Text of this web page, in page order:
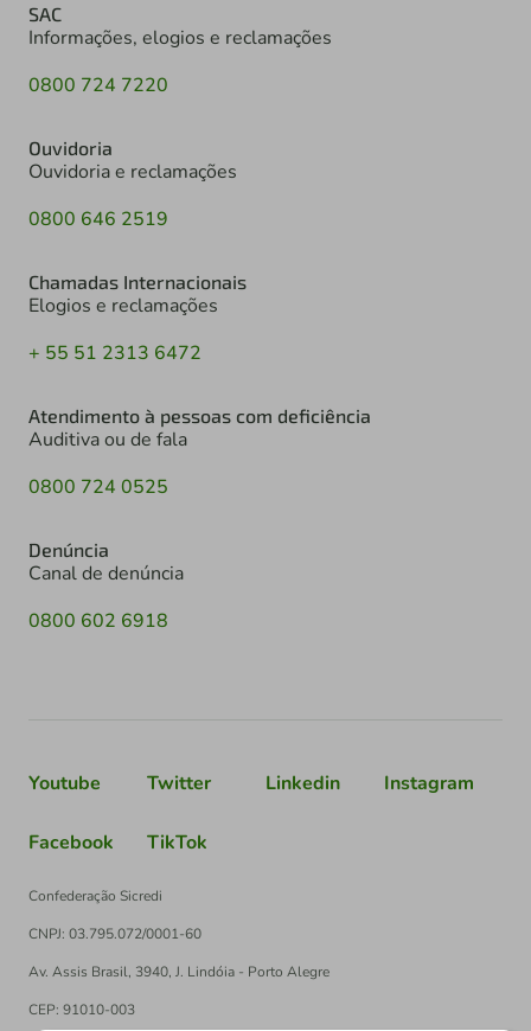
SAC
Informações, elogios e reclamações
0800 724 7220
Ouvidoria
Ouvidoria e reclamações
0800 646 2519
Chamadas Internacionais
Elogios e reclamações
+ 55 51 2313 6472
Atendimento à pessoas com deficiência
Auditiva ou de fala
0800 724 0525
Denúncia
Canal de denúncia
0800 602 6918
Youtube Twitter Linkedin Instagram
Facebook TikTok
Confederação Sicredi
CNPJ: 03.795.072/0001-60
Av. Assis Brasil, 3940, J. Lindóia - Porto Alegre
CEP: 91010-003